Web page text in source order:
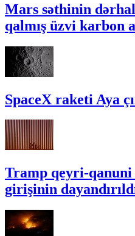
Mars səthinin
qalmış üzvi karbon
SpaceX raketi Aya
Tramp qeyri-
girişinin